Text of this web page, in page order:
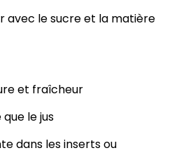
avec le sucre et la matière
et fraîcheur
que le jus
dans les inserts ou